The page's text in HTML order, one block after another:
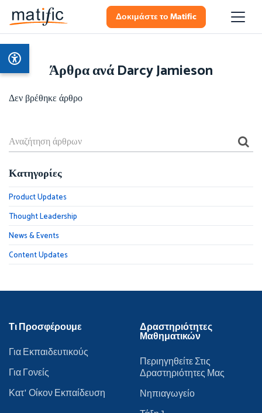
Δοκιμάστε το Matific
Άρθρα ανά Darcy Jamieson
Δεν βρέθηκε άρθρο
Κατηγορίες
Product Updates
Thought Leadership
News & Events
Content Updates
Τι Προσφέρουμε
Για Εκπαιδευτικούς
Για Γονείς
Κατ' Οίκον Εκπαίδευση
Δραστηριότητες
Μαθηματικών
Περιηγηθείτε Στις
Δραστηριότητες Μας
Νηπιαγωγείο